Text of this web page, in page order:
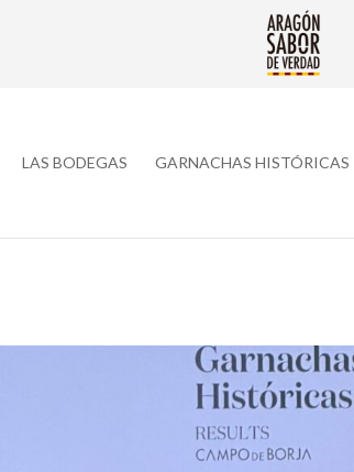
LAS BODEGAS GARNACHAS HISTÓRICAS